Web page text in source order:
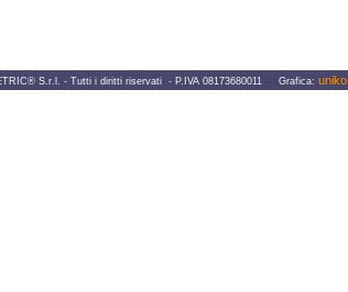
S.r.l. - Tutti i diritti riservati - P.IVA 08173680011 Grafica: uniko